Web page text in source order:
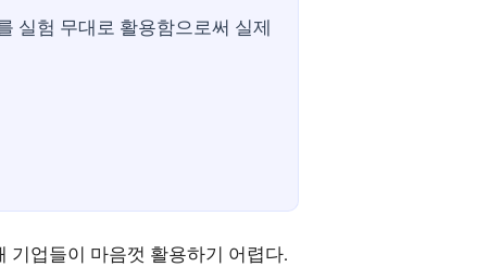
실험 무대로 활용함으로써 실제
기업들이 마음껏 활용하기 어렵다.